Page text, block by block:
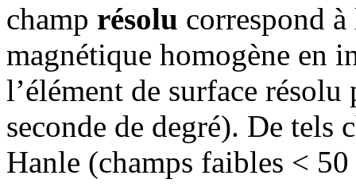
champ résolu correspond à
magnétique homogène en
l’élément de surface
seconde de degré). De tels
Hanle (champs faibles <